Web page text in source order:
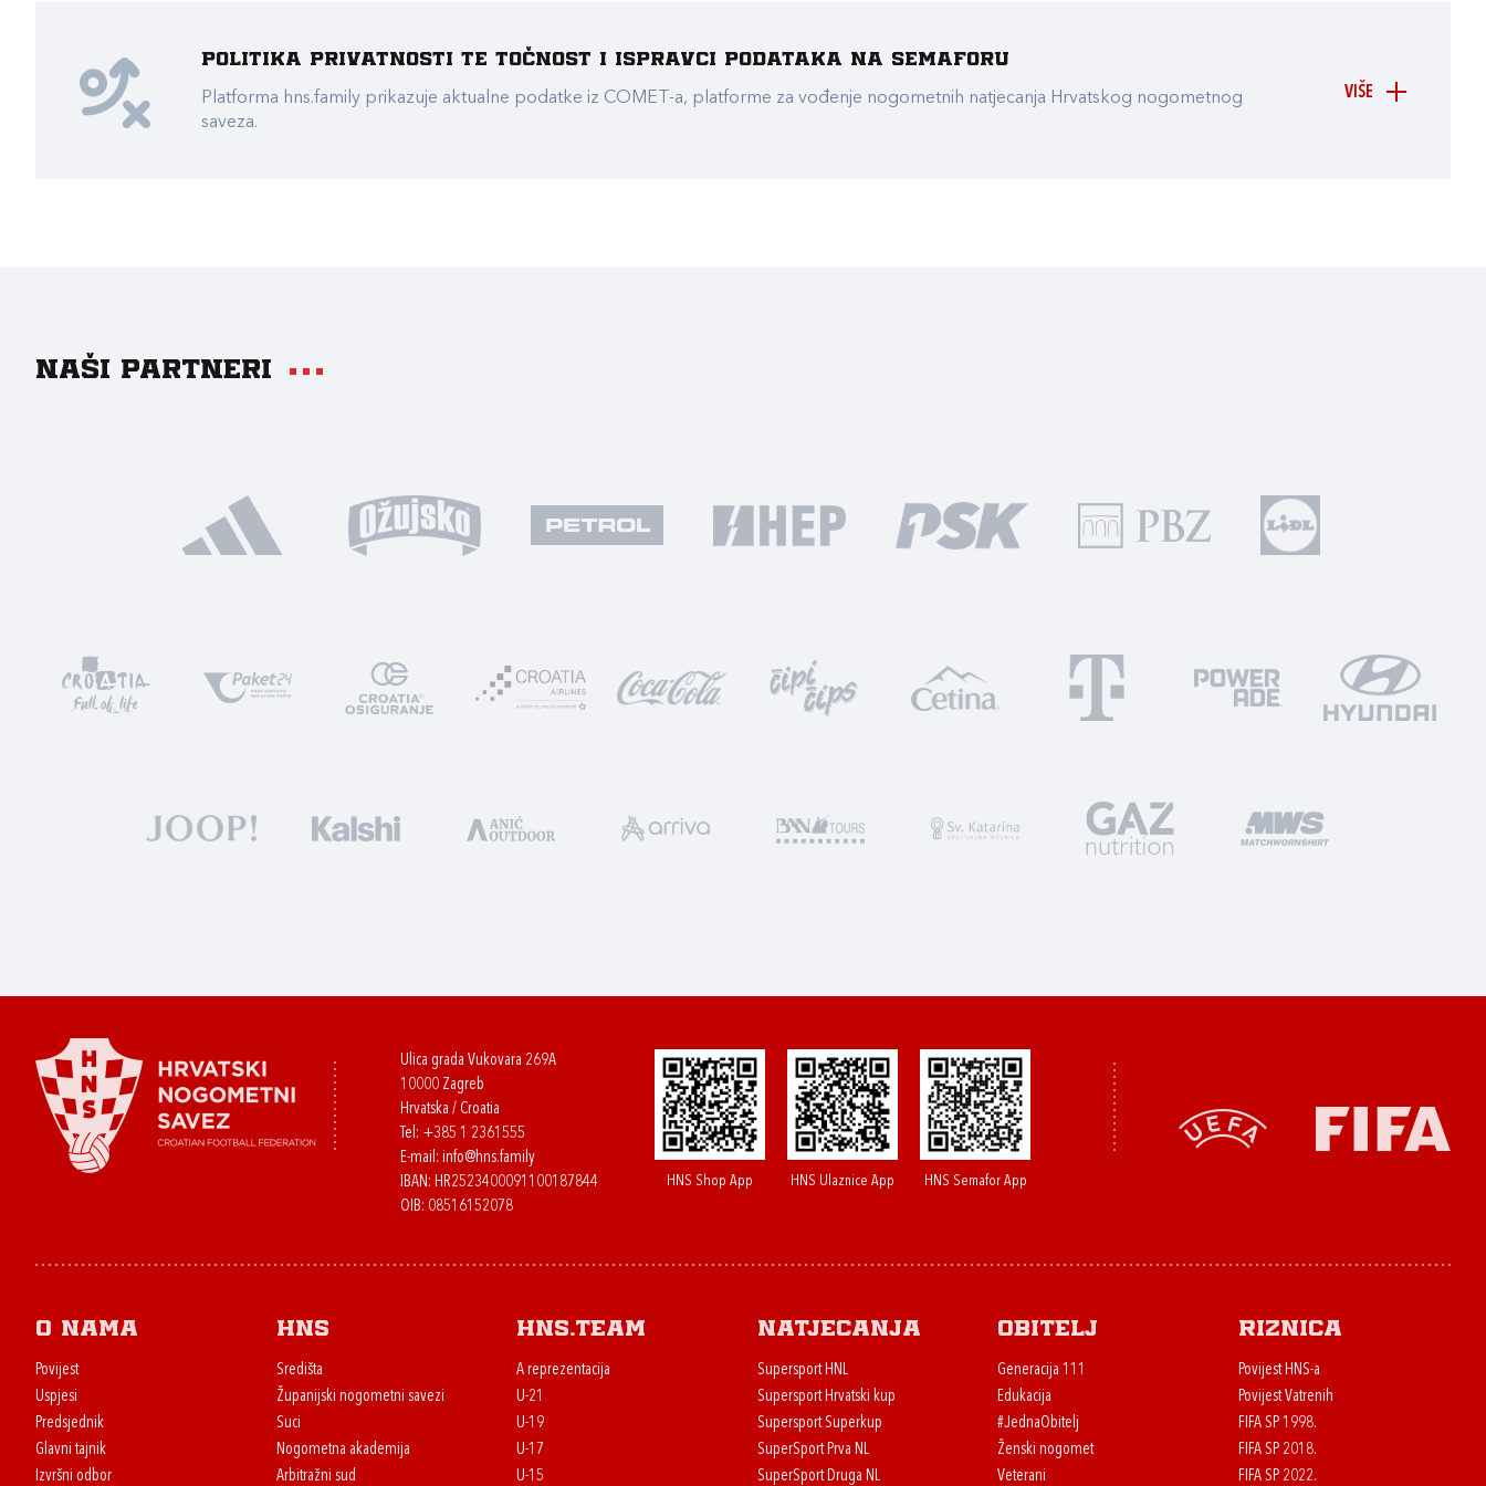
VIŠE
Politika privatnosti te točnost i ispravci podataka na Semaforu
Platforma hns.family prikazuje aktualne podatke iz COMET-a, platforme za vođenje nogometnih natjecanja Hrvatskog nogometnog
saveza.
Naši partneri
Ulica grada Vukovara 269A
10000 Zagreb
Hrvatska / Croatia
Tel: +385 1 2361555
E-mail: info@hns.family
IBAN: HR2523400091100187844
OIB: 08516152078
HNS Shop App HNS Ulaznice App HNS Semafor App
O nama
Povijest
Uspjesi
Predsjednik
Glavni tajnik
Izvršni odbor
HNS
Središta
Županijski nogometni savezi
Suci
Nogometna akademija
Arbitražni sud
HNS.team
A reprezentacija
U-21
U-19
U-17
U-15
Natjecanja
Supersport HNL
Supersport Hrvatski kup
Supersport Superkup
SuperSport Prva NL
SuperSport Druga NL
Obitelj
Generacija 111
Edukacija
#JednaObitelj
Ženski nogomet
Veterani
Riznica
Povijest HNS-a
Povijest Vatrenih
FIFA SP 1998.
FIFA SP 2018.
FIFA SP 2022.